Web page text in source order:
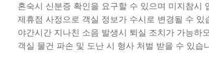
혼숙시 신분증 확인을 요구할 수 있으며 미지참시
제휴점 사정으로 객실 정보가 수시로 변경될 수
야간시간 지나친 소음 발생시 퇴실 조치가 가능하
객실 물건 파손 및 도난 시 형사 처벌 받을 수 있습